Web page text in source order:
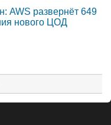
AWS развернёт 649
нового ЦОД